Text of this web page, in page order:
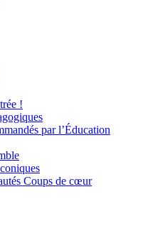
!
par l’Éducation
Coups de cœur